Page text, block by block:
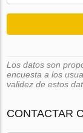
Los datos son
encuesta a los
validez de estos
CONTACTAR